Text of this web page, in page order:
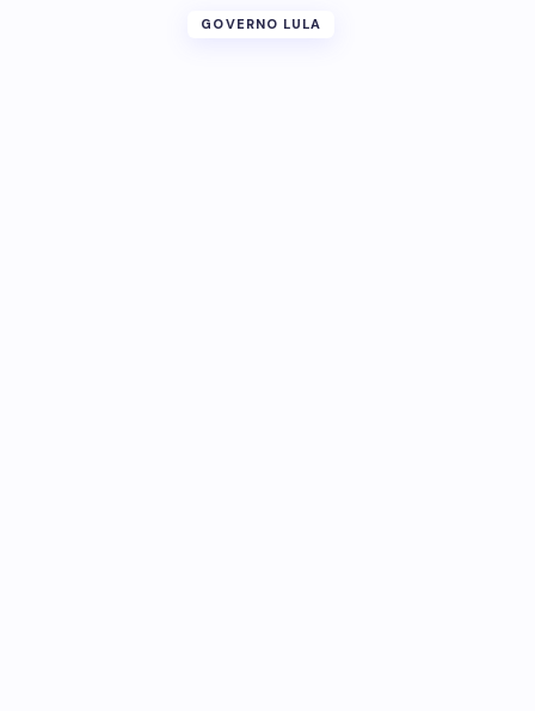
GOVERNO LULA